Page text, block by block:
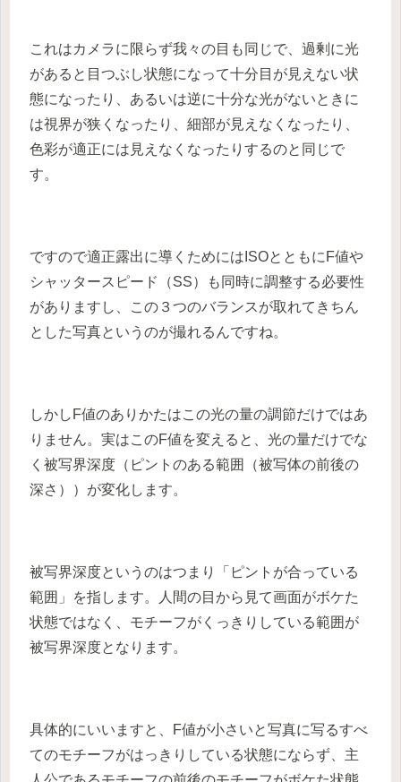
これはカメラに限らず我々の目も同じで、過剰に光
があると目つぶし状態になって十分目が見えない状
態になったり、あるいは逆に十分な光がないときに
は視界が狭くなったり、細部が見えなくなったり、
色彩が適正には見えなくなったりするのと同じで
す。
ですので適正露出に導くためにはISOとともにF値や
シャッタースピード（SS）も同時に調整する必要性
がありますし、この３つのバランスが取れてきちん
とした写真というのが撮れるんですね。
しかしF値のありかたはこの光の量の調節だけではあ
りません。実はこのF値を変えると、光の量だけでな
く被写界深度（ピントのある範囲（被写体の前後の
深さ））が変化します。
被写界深度というのはつまり「ピントが合っている
範囲」を指します。人間の目から見て画面がボケた
状態ではなく、モチーフがくっきりしている範囲が
被写界深度となります。
具体的にいいますと、F値が小さいと写真に写るすべ
てのモチーフがはっきりしている状態にならず、主